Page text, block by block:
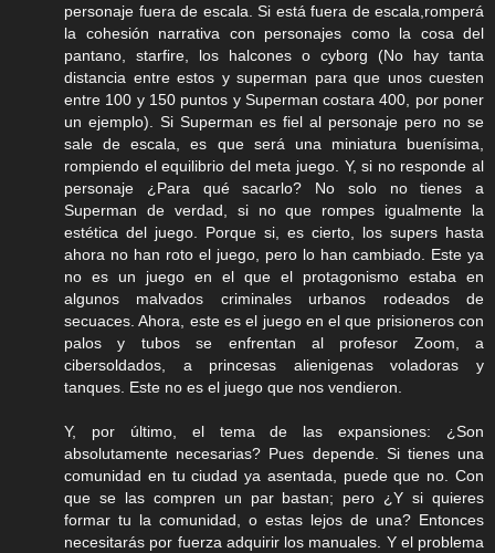
personaje fuera de escala. Si está fuera de escala,romperá
la cohesión narrativa con personajes como la cosa del
pantano, starfire, los halcones o cyborg (No hay tanta
distancia entre estos y superman para que unos cuesten
entre 100 y 150 puntos y Superman costara 400, por poner
un ejemplo). Si Superman es fiel al personaje pero no se
sale de escala, es que será una miniatura buenísima,
rompiendo el equilibrio del meta juego. Y, si no responde al
personaje ¿Para qué sacarlo? No solo no tienes a
Superman de verdad, si no que rompes igualmente la
estética del juego. Porque si, es cierto, los supers hasta
ahora no han roto el juego, pero lo han cambiado. Este ya
no es un juego en el que el protagonismo estaba en
algunos malvados criminales urbanos rodeados de
secuaces. Ahora, este es el juego en el que prisioneros con
palos y tubos se enfrentan al profesor Zoom, a
cibersoldados, a princesas alienigenas voladoras y
tanques. Este no es el juego que nos vendieron.
Y, por último, el tema de las expansiones: ¿Son
absolutamente necesarias? Pues depende. Si tienes una
comunidad en tu ciudad ya asentada, puede que no. Con
que se las compren un par bastan; pero ¿Y si quieres
formar tu la comunidad, o estas lejos de una? Entonces
necesitarás por fuerza adquirir los manuales. Y el problema